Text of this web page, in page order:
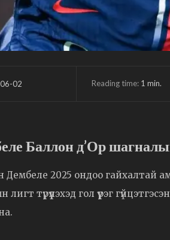
02 Reading time: 1 min.
Баллон д’Ор
Дембеле 2025 ондоо гайхалтай
түрүүлэхэд гол үүрэг